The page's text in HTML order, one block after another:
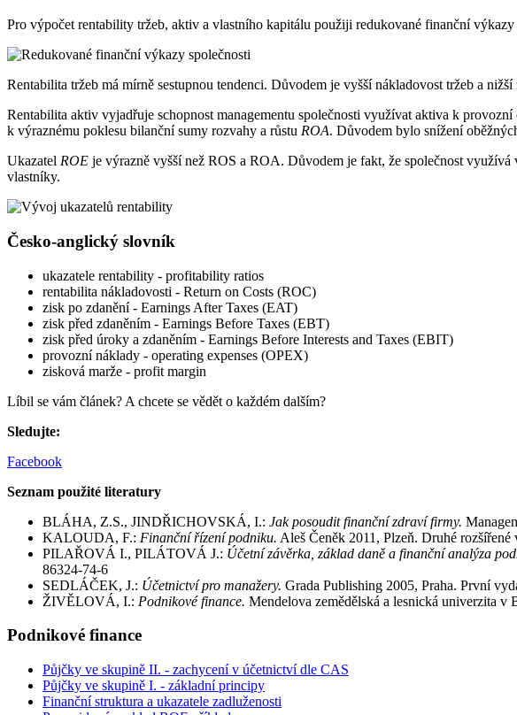
Pro výpočet rentability tržeb, aktiv a vlastního kapitálu použiji redukované finanční výkazy
Rentabilita tržeb má mírně sestupnou tendenci. Důvodem je vyšší nákladovost tržeb a
Rentabilita aktiv vyjadřuje schopnost managementu společnosti využívat aktiva k provozní
k výraznému poklesu bilanční sumy rozvahy a růstu ROA. Důvodem bylo snížení
Ukazatel ROE je výrazně vyšší než ROS a ROA. Důvodem je fakt, že společnost
vlastníky.
Česko-anglický slovník
ukazatele rentability - profitability ratios
rentabilita nákladovosti - Return on Costs (ROC)
zisk po zdanění - Earnings After Taxes (EAT)
zisk před zdaněním - Earnings Before Taxes (EBT)
zisk před úroky a zdaněním - Earnings Before Interests and Taxes (EBIT)
provozní náklady - operating expenses (OPEX)
zisková marže - profit margin
Líbil se vám článek? A chcete se vědět o každém dalším?
Sledujte:
Facebook
Seznam použité literatury
BLÁHA, Z.S., JINDŘICHOVSKÁ, I.: Jak posoudit finanční zdraví firmy.
KALOUDA, F.: Finanční řízení podniku. Aleš Čeněk 2011, Plzeň. Druhé
PILAŘOVÁ I., PILÁTOVÁ J.: Účetní závěrka, základ daně a finanční analýza
86324-74-6
SEDLÁČEK, J.: Účetnictví pro manažery. Grada Publishing 2005, Praha. První
ŽIVĚLOVÁ, I.: Podnikové finance. Mendelova zemědělská a lesnická univerzita
Podnikové finance
Půjčky ve skupině II. - zachycení v účetnictví dle CAS
Půjčky ve skupině I. - základní principy
Finanční struktura a ukazatele zadluženosti